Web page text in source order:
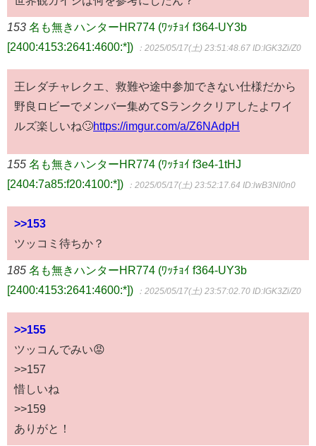
153 名も無きハンターHR774 (ﾜｯﾁｮｲ f364-UY3b
[2400:4153:2641:4600:*])
：2025/05/17(土) 23:51:48.67 ID:IGK3Zi/Z0
王レダチャレクエ、救難や途中参加できない仕様だから
野良ロビーでメンバー集めてSランククリアしたよワイ
ルズ楽しいね🙄https://imgur.com/a/Z6NAdpH
155 名も無きハンターHR774 (ﾜｯﾁｮｲ f3e4-1tHJ
[2404:7a85:f20:4100:*])
：2025/05/17(土) 23:52:17.64 ID:lwB3Nl0n0
>>153
ツッコミ待ちか？
185 名も無きハンターHR774 (ﾜｯﾁｮｲ f364-UY3b
[2400:4153:2641:4600:*])
：2025/05/17(土) 23:57:02.70 ID:IGK3Zi/Z0
>>155
ツッコんでみい😡
>>157
惜しいね
>>159
ありがと！